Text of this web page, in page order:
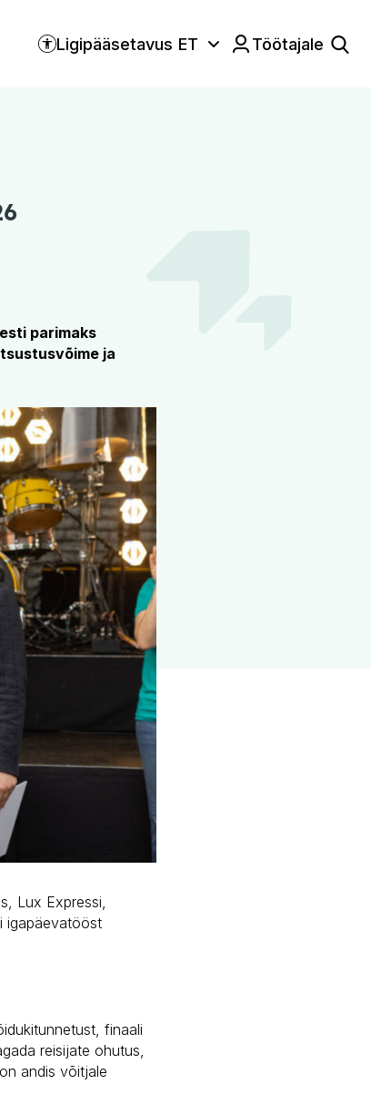
Ligipääsetavus
Keele valik:
ET Töötajale
parimaks
ja
Lux Expressi,
igapäevatööst
finaali
reisijate ohutus,
andis võitjale